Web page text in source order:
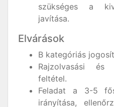
szükséges a
javítása.
Elvárások
B kategóriás
Rajzolvasási és
feltétel.
Feladat a 3-5
irányítása,